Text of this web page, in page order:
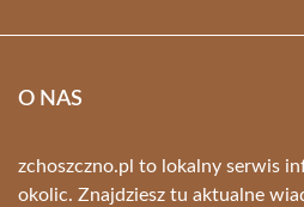
O NAS
zchoszczno.pl to lokalny serwis
okolic. Znajdziesz tu aktualne